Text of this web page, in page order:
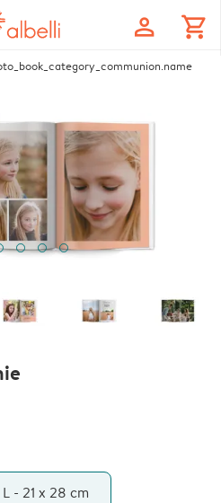
profile shopping_cart
L - 21 x 28 cm